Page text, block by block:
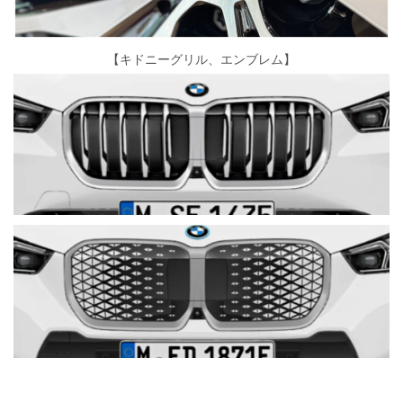
【キドニーグリル、エンブレム】